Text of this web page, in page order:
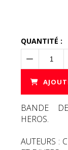
QUANTITÉ :
BANDE
HEROS.
AUTEURS :